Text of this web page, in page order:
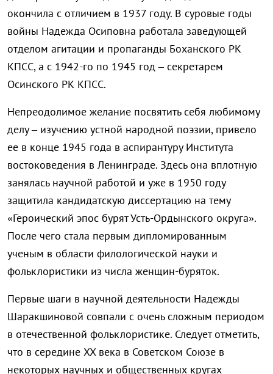
окончила с отличием в 1937 году. В суровые годы
войны Надежда Осиповна работала заведующей
отделом агитации и пропаганды Боханского РК
КПСС, а с 1942-го по 1945 год – секретарем
Осинского РК КПСС.
Непреодолимое желание посвятить себя любимому
делу – изучению устной народной поэзии, привело
ее в конце 1945 года в аспирантуру Института
востоковедения в Ленинграде. Здесь она вплотную
занялась научной работой и уже в 1950 году
защитила кандидатскую диссертацию на тему
«Героический эпос бурят Усть-Ордынского округа».
После чего стала первым дипломированным
ученым в области филологической науки и
фольклористики из числа женщин-буряток.
Первые шаги в научной деятельности Надежды
Шаракшиновой совпали с очень сложным периодом
в отечественной фольклористике. Следует отметить,
что в середине XX века в Советском Союзе в
некоторых научных и общественных кругах